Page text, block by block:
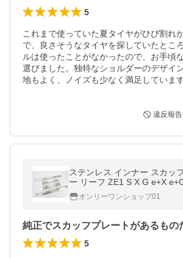
5
これまで使っていた夏タイヤがひび割れ
で、良さそうなタイヤを探していたとこ
ルは使ったことがなかったので、お手頃
選びました。独特なショルダーのデザイ
地もよく、ノイズも少なく満足しています
違反報告
ステンレス インナー スカッ
ー リーフ ZE1 S X G e+X
+オーテック X Vセレクション
オンリーワンショップ01
5